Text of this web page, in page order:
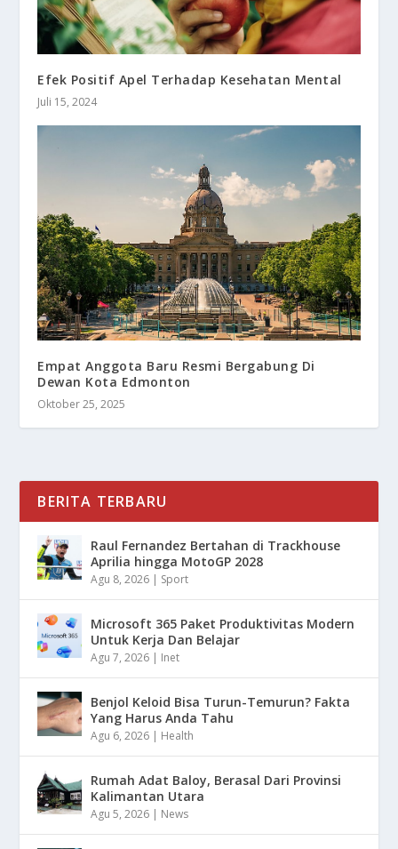
Efek Positif Apel Terhadap Kesehatan Mental
Juli 15, 2024
Empat Anggota Baru Resmi Bergabung Di
Dewan Kota Edmonton
Oktober 25, 2025
BERITA TERBARU
Raul Fernandez Bertahan di Trackhouse
Aprilia hingga MotoGP 2028
Agu 8, 2026 | Sport
Microsoft 365 Paket Produktivitas Modern
Untuk Kerja Dan Belajar
Agu 7, 2026 | Inet
Benjol Keloid Bisa Turun-Temurun? Fakta
Yang Harus Anda Tahu
Agu 6, 2026 | Health
Rumah Adat Baloy, Berasal Dari Provinsi
Kalimantan Utara
Agu 5, 2026 | News